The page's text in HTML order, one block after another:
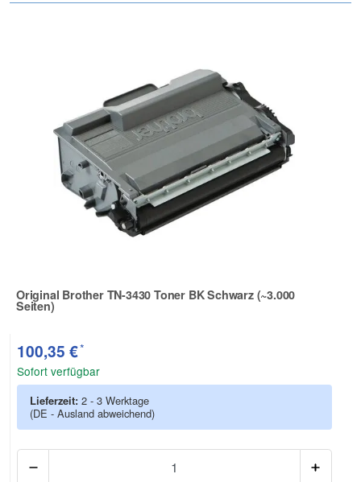
Original Brother TN-3430 Toner BK Schwarz (~3.000
Seiten)
Zur Artikelbewertung
100,35 €*
Sofort verfügbar
Lieferzeit: 2 - 3 Werktage
(DE - Ausland abweichend)